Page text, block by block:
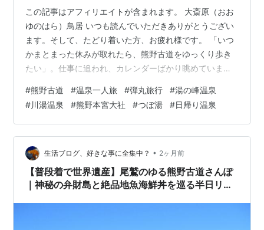
この記事はアフィリエイトが含まれます。 大斎原（おお
ゆのはら）鳥居 いつも読んでいただきありがとうござい
ます。そして、たどり着いた方、お疲れ様です。 「いつ
かまとまった休みが取れたら、熊野古道をゆっくり歩き
たい」。仕事に追われ、カレンダーばかり眺めていませ
歩は「日帰り弾丸ツアー」で十分に叶えられます。 今回
は、私が実際に愛知県から車を走らせ、奈良県経由で熊
野の聖地を巡った体験記をお届けします。今回のテーマ
は「温泉と信仰の回遊」。湯の峰温泉の神秘的な湯に浸
かり、熊野本宮大社で英気を養い、川湯温泉で自然と一
体になる。そんな贅沢なルートを１日で巡る一…
#熊野古道 #温泉一人旅 #弾丸旅行 #湯の峰温泉
#川湯温泉 #熊野本宮大社 #つぼ湯 #日帰り温泉
生活ブログ、好きな事に全集中？ • 2ヶ月前
【普段着で世界遺産】尾鷲のゆる熊野古道さんぽ
｜神秘の弁財島と絶品地魚海鮮丼を巡る半日リア